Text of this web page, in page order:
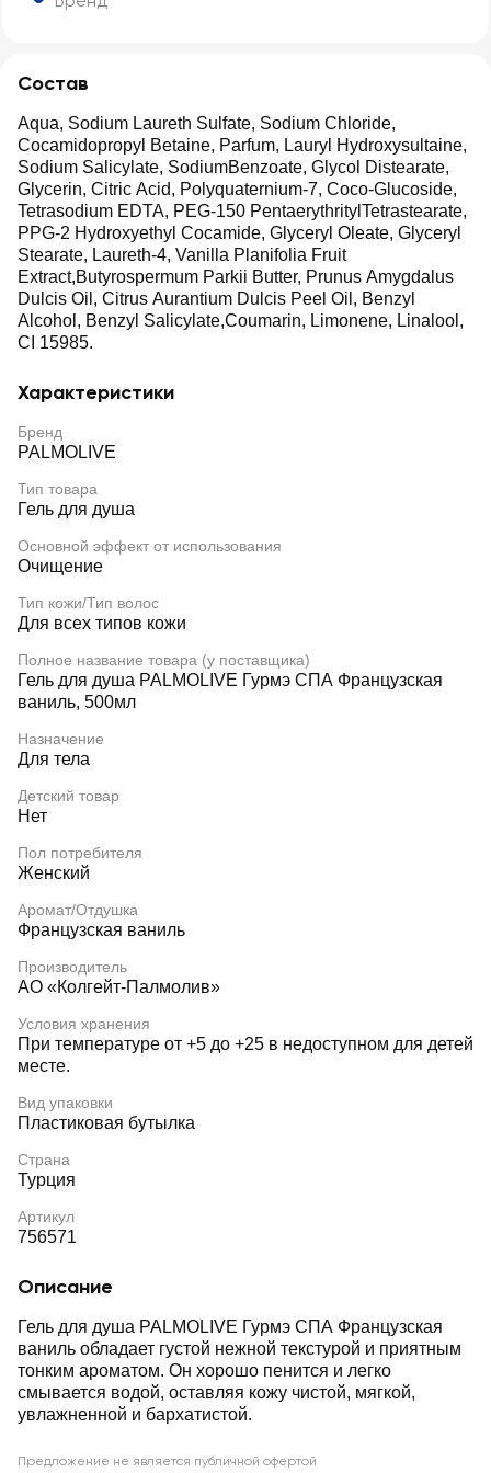
Состав
Aqua, Sodium Laureth Sulfate, Sodium Chloride,
Cocamidopropyl Betaine, Parfum, Lauryl Hydroxysultaine,
Sodium Salicylate, SodiumBenzoate, Glycol Distearate,
Glycerin, Citric Acid, Polyquaternium-7, Coco-Glucoside,
Tetrasodium EDTA, PEG-150 PentaerythritylTetrastearate,
PPG-2 Hydroxyethyl Cocamide, Glyceryl Oleate, Glyceryl
Stearate, Laureth-4, Vanilla Planifolia Fruit
Extract,Butyrospermum Parkii Butter, Prunus Amygdalus
Dulcis Oil, Citrus Aurantium Dulcis Peel Oil, Benzyl
Alcohol, Benzyl Salicylate,Coumarin, Limonene, Linalool,
CI 15985.
Характеристики
Бренд
PALMOLIVE
Тип товара
Гель для душа
Основной эффект от использования
Очищение
Тип кожи/Тип волос
Для всех типов кожи
Полное название товара (у поставщика)
Гель для душа PALMOLIVE Гурмэ СПА Французская
ваниль, 500мл
Назначение
Для тела
Детский товар
Нет
Пол потребителя
Женский
Аромат/Отдушка
Французская ваниль
Производитель
АО «Колгейт-Палмолив»
Условия хранения
При температуре от +5 до +25 в недоступном для детей
месте.
Вид упаковки
Пластиковая бутылка
Страна
Турция
Артикул
756571
Описание
Гель для душа PALMOLIVE Гурмэ СПА Французская
ваниль обладает густой нежной текстурой и приятным
тонким ароматом. Он хорошо пенится и легко
смывается водой, оставляя кожу чистой, мягкой,
увлажненной и бархатистой.
Предложение не является публичной офертой